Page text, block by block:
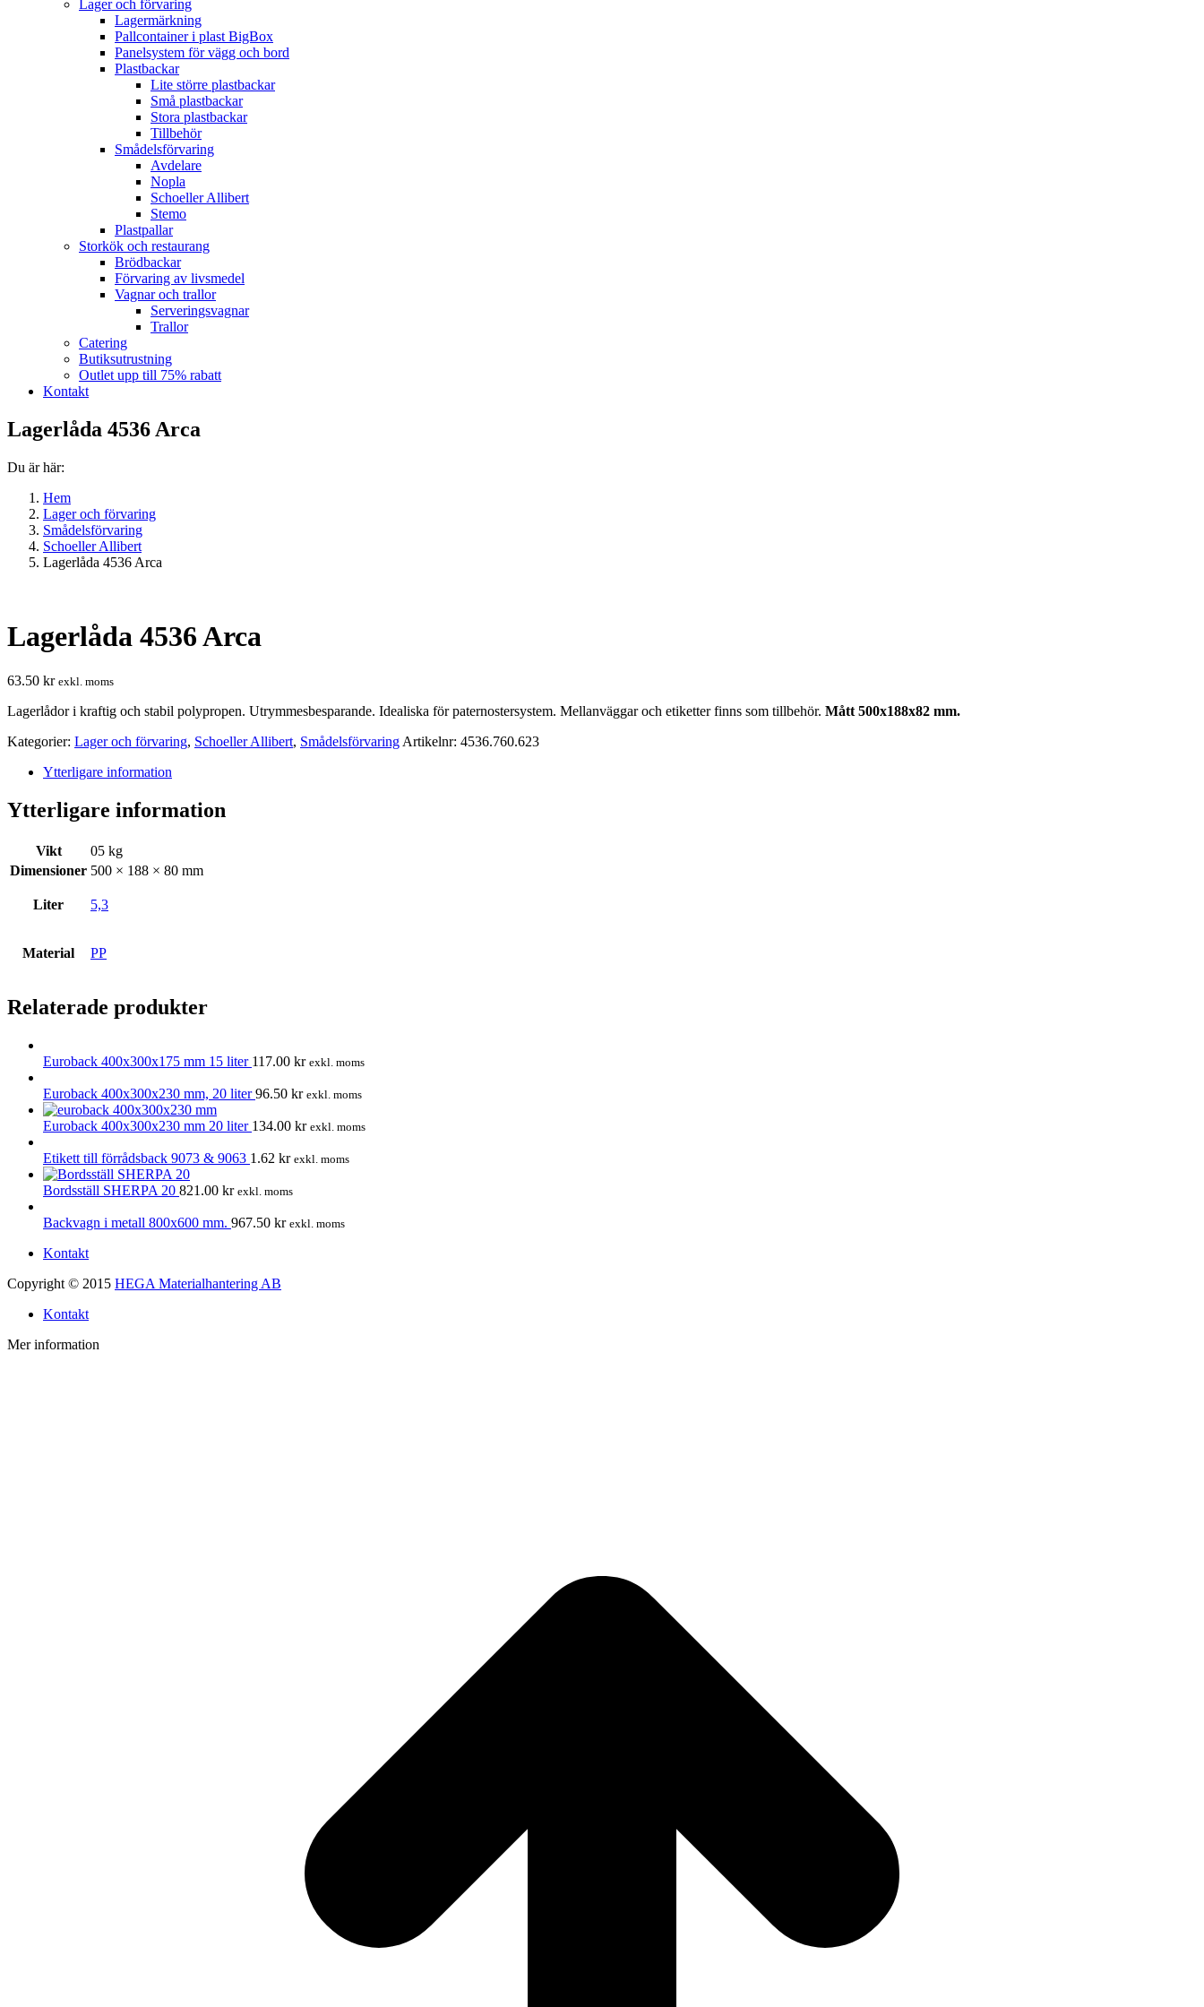
Lager och förvaring
Lagermärkning
Pallcontainer i plast BigBox
Panelsystem för vägg och bord
Plastbackar
Lite större plastbackar
Små plastbackar
Stora plastbackar
Tillbehör
Smådelsförvaring
Avdelare
Nopla
Schoeller Allibert
Stemo
Plastpallar
Storkök och restaurang
Brödbackar
Förvaring av livsmedel
Vagnar och trallor
Serveringsvagnar
Trallor
Catering
Butiksutrustning
Outlet upp till 75% rabatt
Kontakt
Lagerlåda 4536 Arca
Du är här:
Hem
Lager och förvaring
Smådelsförvaring
Schoeller Allibert
Lagerlåda 4536 Arca
Lagerlåda 4536 Arca
63.50 kr exkl. moms
Lagerlådor i kraftig och stabil polypropen. Utrymmesbesparande. Idealiska för paternostersystem. Mellanväggar och etiketter finns som tillbehör. Mått 500x188x82 mm.
Kategorier: Lager och förvaring, Schoeller Allibert, Smådelsförvaring Artikelnr: 4536.760.623
Ytterligare information
Ytterligare information
Vikt
05 kg
Dimensioner 500 × 188 × 80 mm
Liter 5,3
Material PP
Relaterade produkter
Euroback 400x300x175 mm 15 liter 117.00 kr exkl. moms
Euroback 400x300x230 mm, 20 liter96.50 kr exkl. moms
Euroback 400x300x230 mm 20 liter 134.00 kr exkl. moms
Etikett till förrådsback 9073 & 9063 1.62 kr exkl. moms
Bordsställ SHERPA 20 821.00 kr exkl. moms
Backvagn i metall 800x600 mm. 967.50 kr exkl. moms
Kontakt
Copyright © 2015 HEGA Materialhantering AB
Kontakt
Mer information